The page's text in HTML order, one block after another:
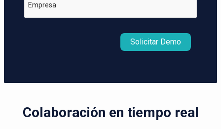
Empresa
Solicitar Demo
Colaboración en tiempo real